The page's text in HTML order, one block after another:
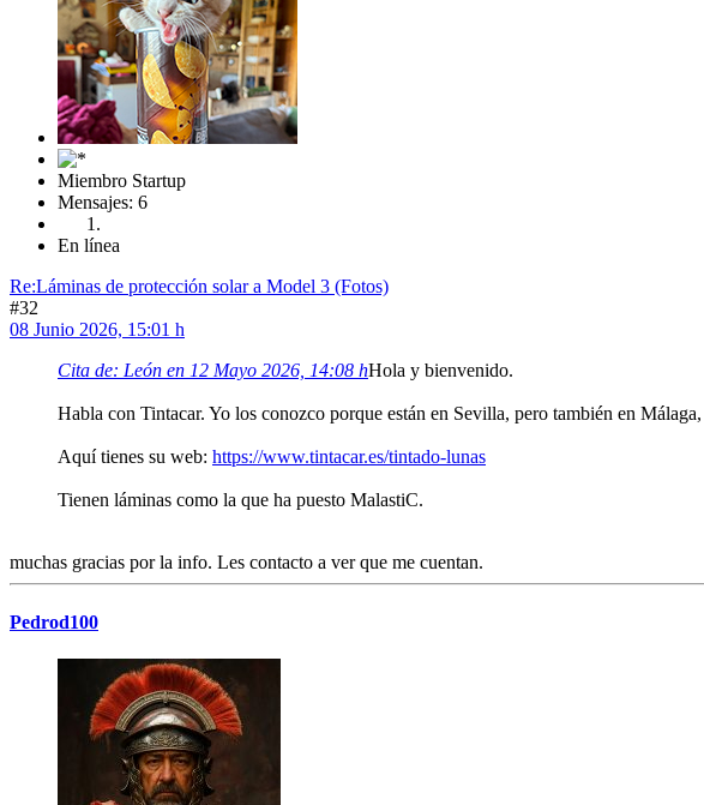
Miembro Startup
Mensajes: 6
En línea
Re:Láminas de protección solar a Model 3 (Fotos)
#32
08 Junio 2026, 15:01 h
Cita de: León en 12 Mayo 2026, 14:08 hHola y bienvenido.
Habla con Tintacar. Yo los conozco porque están en Sevilla, pero también en
Aquí tienes su web: https://www.tintacar.es/tintado-lunas
Tienen láminas como la que ha puesto MalastiC.
muchas gracias por la info. Les contacto a ver que me cuentan.
Pedrod100